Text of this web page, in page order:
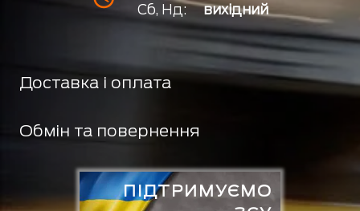
Сб, Нд:
вихідний
Доставка і оплата
Обмін та повернення
ПІДТРИМУЄМО